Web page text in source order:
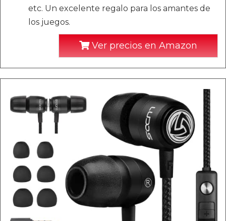
etc. Un excelente regalo para los amantes de
los juegos.
Ver precios en Amazon